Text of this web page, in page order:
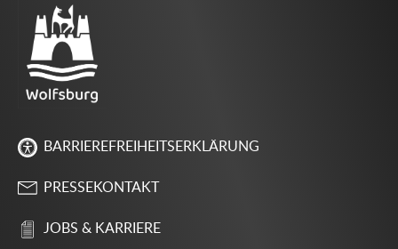
BARRIEREFREIHEITSERKLÄRUNG
PRESSEKONTAKT
JOBS & KARRIERE